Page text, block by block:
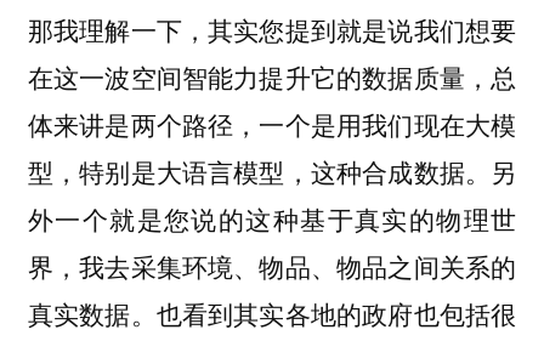
那我理解一下，其实您提到就是说我们想要
在这一波空间智能力提升它的数据质量，总
体来讲是两个路径，一个是用我们现在大模
型，特别是大语言模型，这种合成数据。另
外一个就是您说的这种基于真实的物理世
界，我去采集环境、物品、物品之间关系的
真实数据。也看到其实各地的政府也包括很